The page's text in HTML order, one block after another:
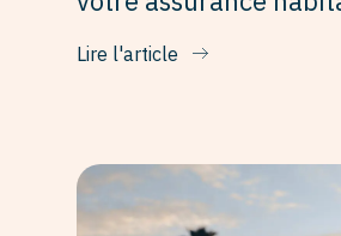
Lire l'article